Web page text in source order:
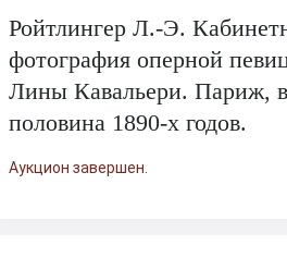
Ройтлингер Л.-Э.
фотография оперной
Лины Кавальери. Париж,
половина 1890-х годов.
Аукцион завершен.